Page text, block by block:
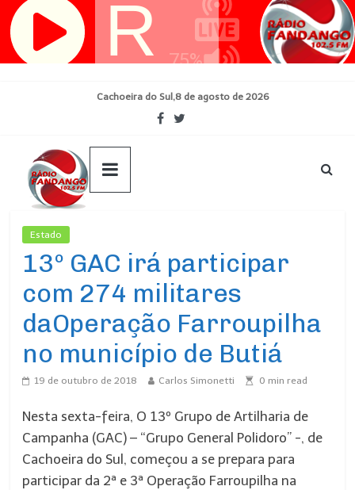
Pular
para
Cachoeira do Sul,8 de agosto de 2026
Estado
13º GAC irá participar
com 274 militares
daOperação Farroupilha
no município de Butiá
19 de outubro de 2018 Carlos Simonetti 0 min read
Nesta sexta-feira, O 13º Grupo de Artilharia de
Campanha (GAC) – “Grupo General Polidoro” -, de
Cachoeira do Sul, começou a se prepara para
participar da 2ª e 3ª Operação Farroupilha na